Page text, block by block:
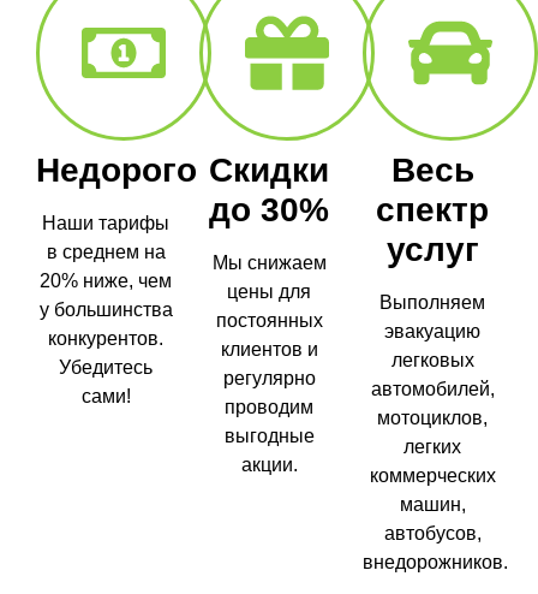
Недорого
Наши тарифы
в среднем на
20% ниже, чем
у большинства
конкурентов.
Убедитесь
сами!
Скидки
до 30%
Мы снижаем
цены для
постоянных
клиентов и
регулярно
проводим
выгодные
акции.
Весь
спектр
услуг
Выполняем
эвакуацию
легковых
автомобилей,
мотоциклов,
легких
коммерческих
машин,
автобусов,
внедорожников.